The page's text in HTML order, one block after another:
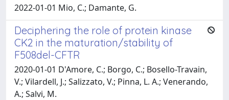
2022-01-01 Mio, C.; Damante, G.
Deciphering the role of protein kinase
CK2 in the maturation/stability of
F508del-CFTR
2020-01-01 D'Amore, C.; Borgo, C.; Bosello-Travain,
V.; Vilardell, J.; Salizzato, V.; Pinna, L. A.; Venerando,
A.; Salvi, M.